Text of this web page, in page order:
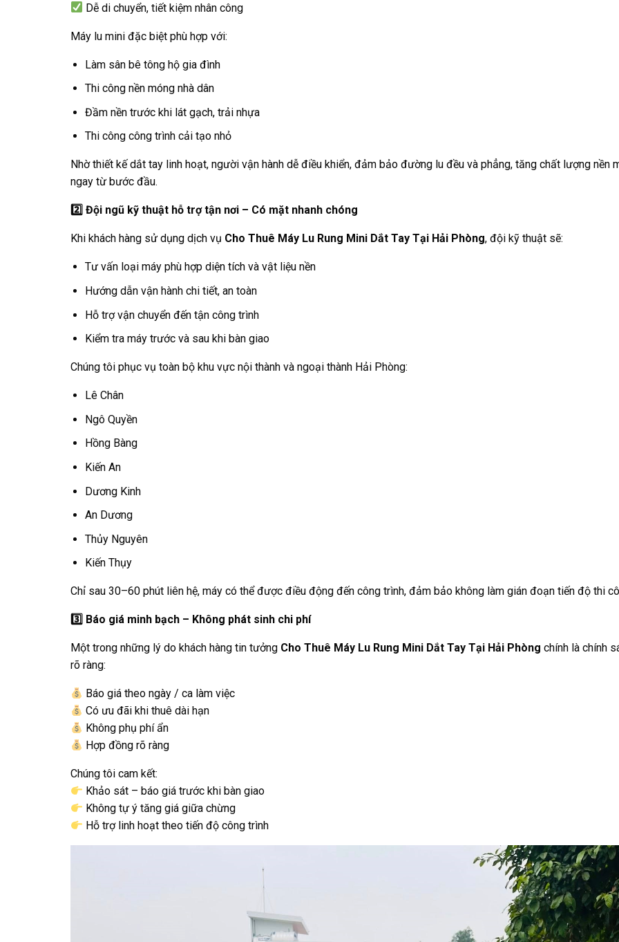
Dễ di chuyển, tiết kiệm nhân công
Máy lu mini đặc biệt phù hợp với:
Làm sân bê tông hộ gia đình
Thi công nền móng nhà dân
Đầm nền trước khi lát gạch, trải nhựa
Thi công công trình cải tạo nhỏ
Nhờ thiết kế dắt tay linh hoạt, người vận hành dễ điều khiển, đảm bảo đường lu đều và phẳng, tăng chất lượng nền
ngay từ bước đầu.
2️ Đội ngũ kỹ thuật hỗ trợ tận nơi – Có mặt nhanh chóng
Khi khách hàng sử dụng dịch vụ Cho Thuê Máy Lu Rung Mini Dắt Tay Tại Hải Phòng, đội kỹ thuật sẽ:
Tư vấn loại máy phù hợp diện tích và vật liệu nền
Hướng dẫn vận hành chi tiết, an toàn
Hỗ trợ vận chuyển đến tận công trình
Kiểm tra máy trước và sau khi bàn giao
Chúng tôi phục vụ toàn bộ khu vực nội thành và ngoại thành Hải Phòng:
Lê Chân
Ngô Quyền
Hồng Bàng
Kiến An
Dương Kinh
An Dương
Thủy Nguyên
Kiến Thụy
Chỉ sau 30–60 phút liên hệ, máy có thể được điều động đến công trình, đảm bảo không làm gián đoạn tiến độ thi
3️ Báo giá minh bạch – Không phát sinh chi phí
Một trong những lý do khách hàng tin tưởng Cho Thuê Máy Lu Rung Mini Dắt Tay Tại Hải Phòng chính là chính
rõ ràng:
Báo giá theo ngày / ca làm việc
Có ưu đãi khi thuê dài hạn
Không phụ phí ẩn
Hợp đồng rõ ràng
Chúng tôi cam kết:
Khảo sát – báo giá trước khi bàn giao
Không tự ý tăng giá giữa chừng
Hỗ trợ linh hoạt theo tiến độ công trình